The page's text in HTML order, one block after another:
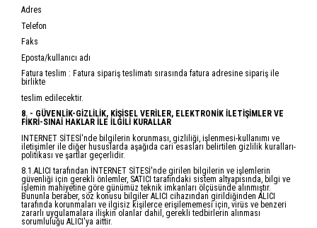
Adres
Telefon
Faks
Eposta/kullanıcı adı
Fatura teslim : Fatura sipariş teslimatı sırasında fatura adresine sipariş ile
birlikte
teslim edilecektir.
8. - GÜVENLİK-GİZLİLİK, KİŞİSEL VERİLER, ELEKTRONİK İLETİŞİMLER VE
FİKRİ-SINAİ HAKLAR İLE İLGİLİ KURALLAR
INTERNET SİTESİ'nde bilgilerin korunması, gizliliği, işlenmesi-kullanımı ve
iletişimler ile diğer hususlarda aşağıda cari esasları belirtilen gizlilik kuralları-
politikası ve şartlar geçerlidir.
8.1.ALICI tarafından İNTERNET SİTESİ'nde girilen bilgilerin ve işlemlerin
güvenliği için gerekli önlemler, SATICI tarafındaki sistem altyapısında, bilgi ve
işlemin mahiyetine göre günümüz teknik imkanları ölçüsünde alınmıştır.
Bununla beraber, söz konusu bilgiler ALICI cihazından girildiğinden ALICI
tarafında korunmaları ve ilgisiz kişilerce erişilememesi için, virüs ve benzeri
zararlı uygulamalara ilişkin olanlar dahil, gerekli tedbirlerin alınması
sorumluluğu ALICI'ya aittir.